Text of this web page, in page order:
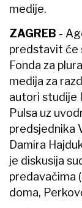
medije.
ZAGREB -
predstavit će
Fonda za
medija za
autori studije
Pulsa uz
predsjednika
Damira
je diskusija
predavačima
doma,